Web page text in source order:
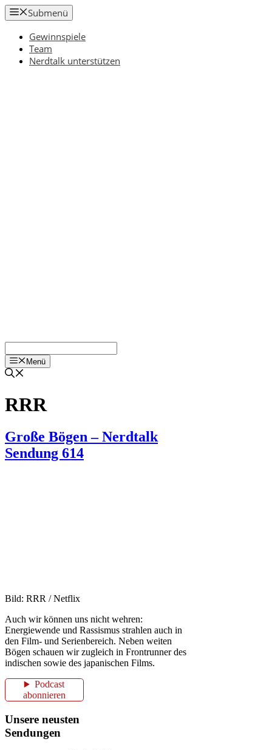
Zum
Inhalt
springen
Submenü
Gewinnspiele
Team
Nerdtalk unterstützen
Menü
RRR
Große Bögen – Nerdtalk
Sendung 614
Bild: RRR / Netflix
Auch wir können uns nicht wehren:
Energiewende und Rassismus strahlen auch in
den Film- und Serienbereich. Neben weiten
Bögen schauen wir zugleich in Frontrunner des
indischen sowie des japanischen Films.
Podcast
abonnieren
Unsere neusten
Sendungen